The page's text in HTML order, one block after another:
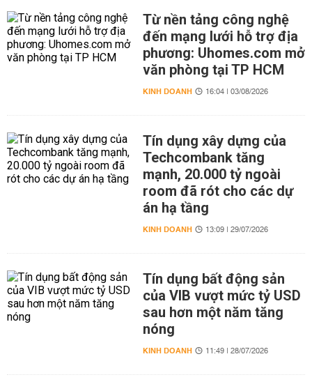
Từ nền tảng công nghệ
đến mạng lưới hỗ trợ địa
phương: Uhomes.com mở
văn phòng tại TP HCM
KINH DOANH 16:04 | 03/08/2026
Tín dụng xây dựng của
Techcombank tăng
mạnh, 20.000 tỷ ngoài
room đã rót cho các dự
án hạ tầng
KINH DOANH 13:09 | 29/07/2026
Tín dụng bất động sản
của VIB vượt mức tỷ USD
sau hơn một năm tăng
nóng
KINH DOANH 11:49 | 28/07/2026